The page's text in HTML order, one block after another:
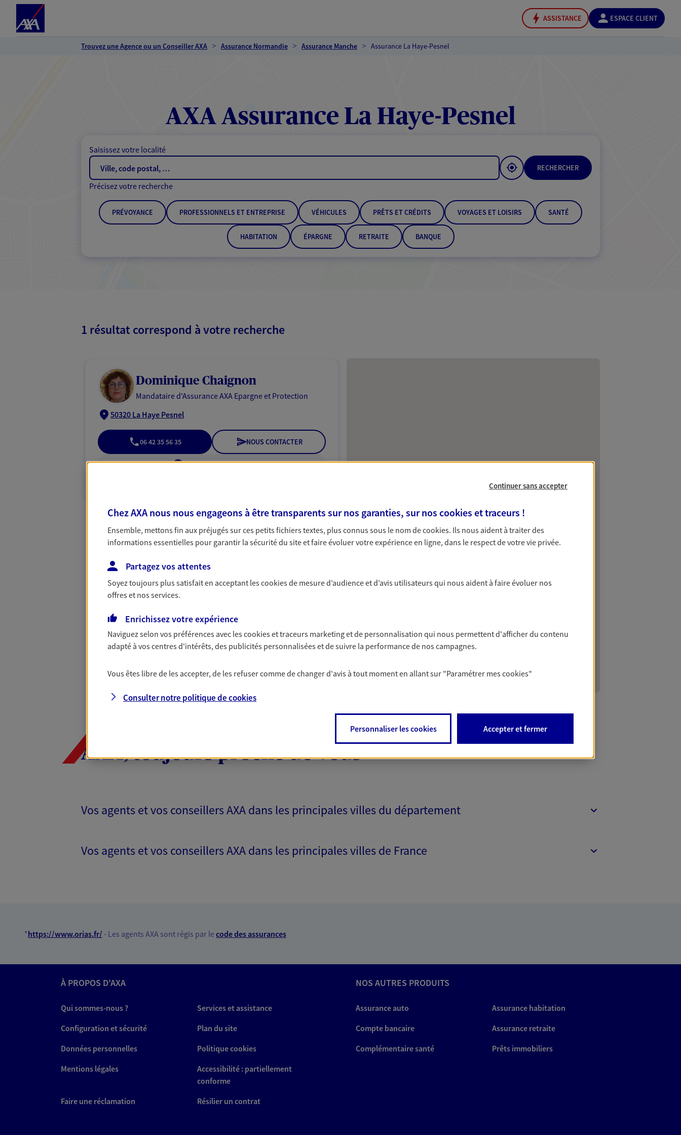
ASSISTANCE ESPACE CLIENT
Trouvez une Agence ou un Conseiller AXA Assurance Normandie Assurance Manche Assurance La Haye-Pesnel
AXA Assurance La Haye-Pesnel
Saisissez votre localité
RECHERCHER
Précisez votre recherche
PRÉVOYANCE PROFESSIONNELS ET ENTREPRISE VÉHICULES PRÊTS ET CRÉDITS VOYAGES ET LOISIRS SANTÉ
HABITATION ÉPARGNE RETRAITE BANQUE
1 résultat correspond à votre recherche
Dominique Chaignon
Mandataire d'Assurance AXA Epargne et Protection
50320 La Haye Pesnel
06 42 35 56 35 NOUS CONTACTER
VOIR NOTRE SITE WEB
AXA, toujours proche de vous
Vos agents et vos conseillers AXA dans les principales villes du département
Vos agents et vos conseillers AXA dans les principales villes de France
*https://www.orias.fr/ - Les agents AXA sont régis par lecode des assurances
À PROPOS D'AXA
Qui sommes-nous ?
Services et assistance
Configuration et sécurité
Plan du site
Données personnelles
Politique cookies
Mentions légales
Accessibilité : partiellement
conforme
Faire une réclamation
Résilier un contrat
NOS AUTRES PRODUITS
Assurance auto
Assurance habitation
Compte bancaire
Assurance retraite
Complémentaire santé
Prêts immobiliers
Continuer sans accepter
Chez AXA nous nous engageons à être transparents sur nos garanties, sur nos cookies et traceurs !
Ensemble, mettons fin aux préjugés sur ces petits fichiers textes, plus connus sous le nom decookies. Ils nous aident à traiter des
informations essentielles pour garantir la sécurité du site et faire évoluer votre expérience en ligne, dans le respect de votre vie privée.
Partagez vos attentes
Soyez toujours plus satisfait en acceptant lescookiesde mesure d’audience et d’avis utilisateurs qui nous aident à faire évoluer nos
offres et nos services.
Enrichissez votre expérience
Naviguez selon vos préférences avec lescookies et traceurs marketing et de personnalisation qui nous permettent d'afficher du contenu
adapté à vos centres d'intérêts, des publicités personnalisées et de suivre la performance de nos campagnes.
Vous êtes libre de les accepter, de les refuser comme de changer d'avis à tout moment en allant sur "Paramétrer mescookies"
Consulter notre politique decookies
Personnaliser les cookies Accepter et fermer